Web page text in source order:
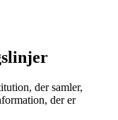
der samler,
der er